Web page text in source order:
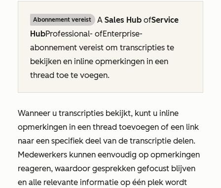
Abonnement vereist A Sales Hub ofService
HubProfessional- ofEnterprise-
abonnement vereist om transcripties te
bekijken en inline opmerkingen in een
thread toe te voegen.
Wanneer u transcripties bekijkt, kunt u inline
opmerkingen in een thread toevoegen of een link
naar een specifiek deel van de transcriptie delen.
Medewerkers kunnen eenvoudig op opmerkingen
reageren, waardoor gesprekken gefocust blijven
en alle relevante informatie op één plek wordt